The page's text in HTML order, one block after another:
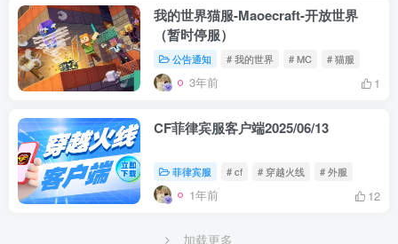
我的世界猫服-Maoecraft-开放世界
（暂时停服）
公告通知 # 我的世界 # MC # 猫服
3年前 1
CF菲律宾服客户端2025/06/13
菲律宾服 # cf # 穿越火线 # 外服
1年前 12
加载更多